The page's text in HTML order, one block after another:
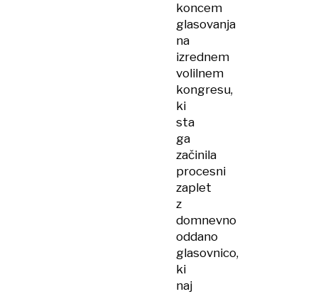
koncem
glasovanja
na
izrednem
volilnem
kongresu,
ki
sta
ga
začinila
procesni
zaplet
z
domnevno
oddano
glasovnico,
ki
naj